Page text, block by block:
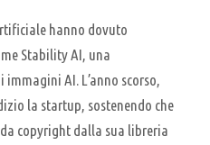
hanno dovuto
Stability AI, una
AI. L’anno scorso,
la startup, sostenendo che
copyright dalla sua libreria